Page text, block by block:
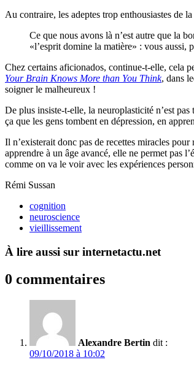
Au contraire, les adeptes trop enthousiastes de
Ce que nous avons là n’est autre que la
«l’esprit domine la matière» : vous aussi,
Chez certains aficionados, continue-t-elle, cela
Your Brain Knows More than You Think, dans
soigner le malheureux !
De plus insiste-t-elle, la neuroplasticité n’est
ça que les gens tombent en dépression, en
Il n’existerait donc pas de recettes miracles
apprendre à un âge avancé, elle ne permet pas
comme on va le voir avec les expériences
Rémi Sussan
cognition
neuroscience
vieillissement
À lire aussi sur internetactu.net
0 commentaires
Alexandre Bertin dit :
09/10/2018 à 10:02